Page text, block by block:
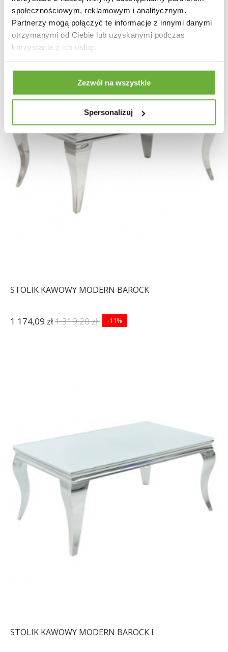
społecznościowym, reklamowym i analitycznym.
Partnerzy mogą połączyć te informacje z innymi danymi
otrzymanymi od Ciebie lub uzyskanymi podczas
korzystania z ich usług.
Zezwól na wszystkie
Spersonalizuj
STOLIK KAWOWY MODERN BAROCK
1 174,09 zł1 319,20 zł -11%
STOLIK KAWOWY MODERN BAROCK I